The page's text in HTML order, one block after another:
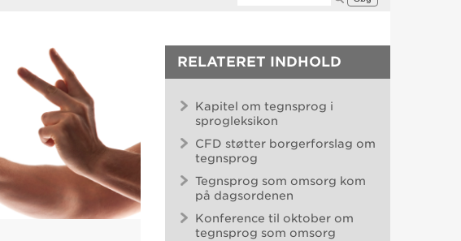
RELATERET INDHOLD
Kapitel om tegnsprog i
sprogleksikon
CFD støtter borgerforslag om
tegnsprog
Tegnsprog som omsorg kom
på dagsordenen
Konference til oktober om
tegnsprog som omsorg